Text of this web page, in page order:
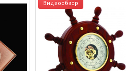
Видеообзор